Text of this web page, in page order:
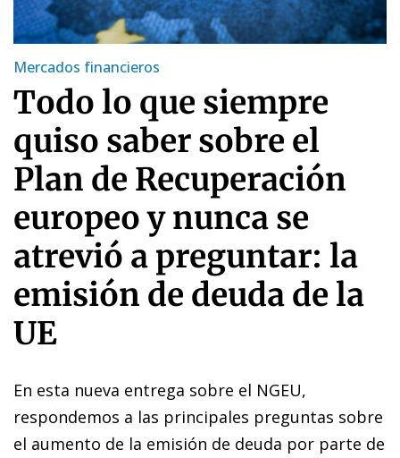
Mercados financieros
Todo lo que siempre
quiso saber sobre el
Plan de Recuperación
europeo y nunca se
atrevió a preguntar: la
emisión de deuda de la
UE
En esta nueva entrega sobre el NGEU,
respondemos a las principales preguntas sobre
el aumento de la emisión de deuda por parte de